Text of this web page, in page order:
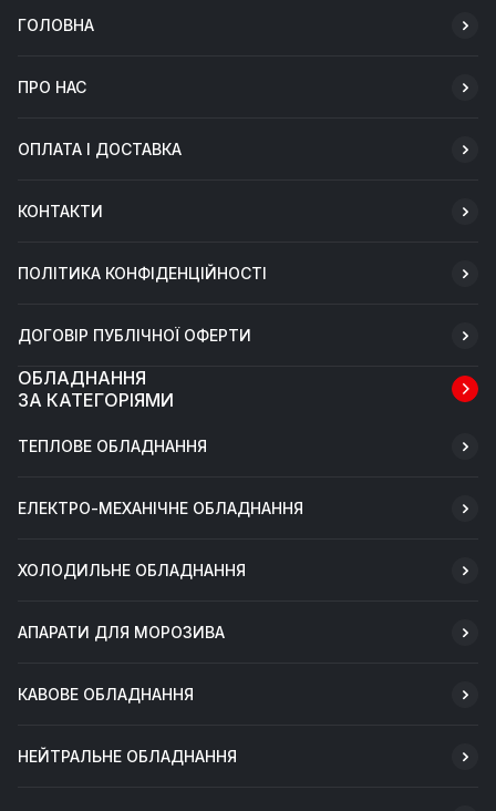
ГОЛОВНА
ПРО НАС
ОПЛАТА І ДОСТАВКА
КОНТАКТИ
ПОЛІТИКА КОНФІДЕНЦІЙНОСТІ
ДОГОВІР ПУБЛІЧНОЇ ОФЕРТИ
ОБЛАДНАННЯ
ЗА КАТЕГОРІЯМИ
ТЕПЛОВЕ ОБЛАДНАННЯ
ЕЛЕКТРО-МЕХАНІЧНЕ ОБЛАДНАННЯ
ХОЛОДИЛЬНЕ ОБЛАДНАННЯ
АПАРАТИ ДЛЯ МОРОЗИВА
КАВОВЕ ОБЛАДНАННЯ
НЕЙТРАЛЬНЕ ОБЛАДНАННЯ